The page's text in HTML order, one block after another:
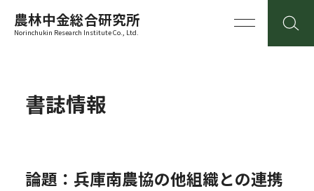
農林中金総合研究所
Norinchukin Research Institute Co., Ltd.
書誌情報
論題：兵庫南農協の他組織との連携